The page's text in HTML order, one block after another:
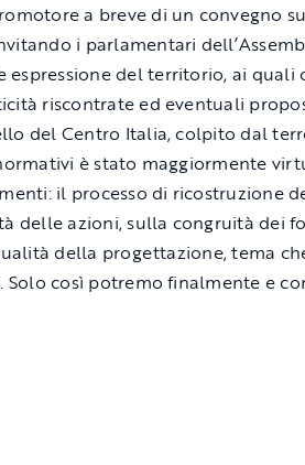
a breve di un convegno
i parlamentari
espressione del territorio, ai quali
riscontrate ed eventuali
del Centro Italia, colpito dal
è stato maggiormente
il processo di ricostruzione
delle azioni, sulla congruità dei
della progettazione, tema
Solo così potremo finalmente e